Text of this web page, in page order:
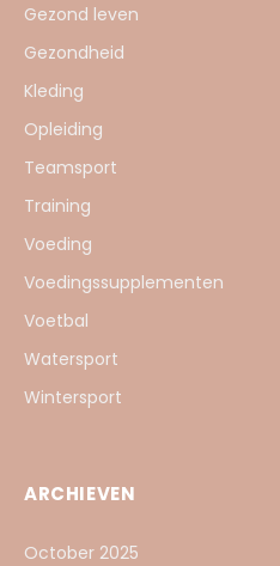
Gezond leven
Gezondheid
Kleding
Opleiding
Teamsport
Training
Voeding
Voedingssupplementen
Voetbal
Watersport
Wintersport
ARCHIEVEN
October 2025